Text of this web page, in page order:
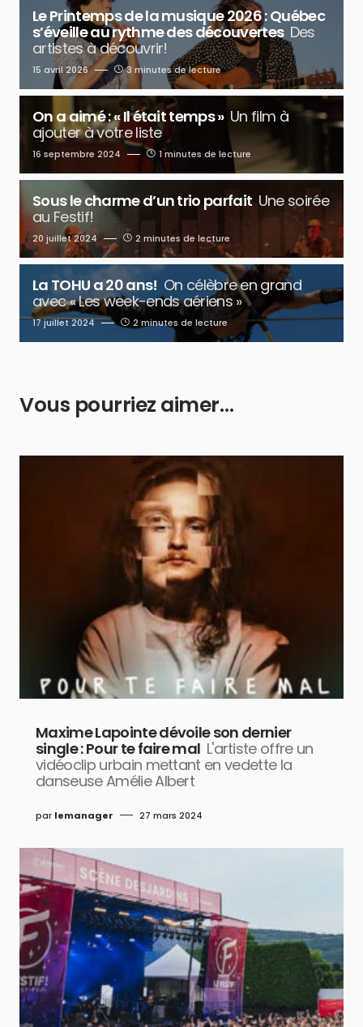
Le Printemps de la musique 2026 : Québec
s’éveille au rythme des découvertes Des
artistes à découvrir!
15 avril 2026 3 minutes de lecture
On a aimé : « Il était temps » Un film à
ajouter à votre liste
16 septembre 2024 1 minutes de lecture
Sous le charme d’un trio parfait Une soirée
au Festif!
20 juillet 2024 2 minutes de lecture
La TOHU a 20 ans! On célèbre en grand
avec « Les week-ends aériens »
17 juillet 2024 2 minutes de lecture
Vous pourriez aimer…
Maxime Lapointe dévoile son dernier
single : Pour te faire mal L'artiste offre un
vidéoclip urbain mettant en vedette la
danseuse Amélie Albert
par lemanager 27 mars 2024